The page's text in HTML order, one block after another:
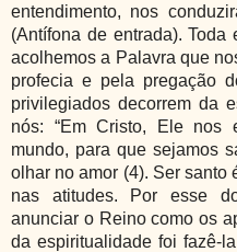
entendimento, nos
(Antífona de entrada).
acolhemos a Palavra que
profecia e pela pregação
privilegiados decorrem da
nós: “Em Cristo, Ele nos
mundo, para que sejamos
olhar no amor (4). Ser santo
nas atitudes. Por esse
anunciar o Reino como os
da espiritualidade foi fazê-